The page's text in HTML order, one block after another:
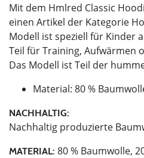
Mit dem Hmlred Classic
einen Artikel der Kategorie
Modell ist speziell für Kinder
Teil für Training, Aufwärmen
Das Modell ist Teil der
Material: 80 %
NACHHALTIG:
Nachhaltig produzierte
MATERIAL: 80 % Baumwolle,